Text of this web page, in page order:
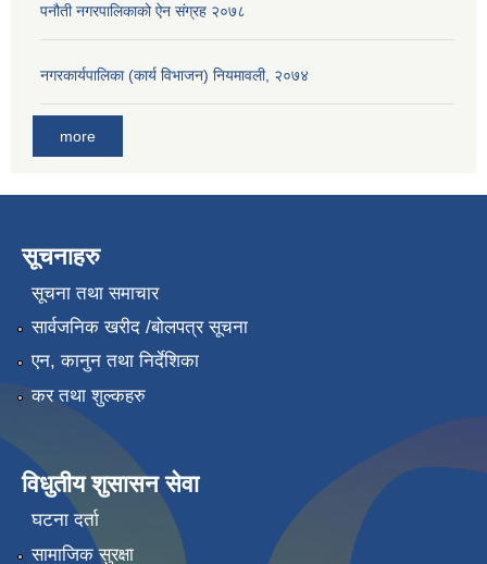
पनौती नगरपालिकाको ऐन संग्रह २०७८
नगरकार्यपालिका (कार्य विभाजन) नियमावली, २०७४
more
सूचनाहरु
सूचना तथा समाचार
सार्वजनिक खरीद /बोलपत्र सूचना
एन, कानुन तथा निर्देशिका
कर तथा शुल्कहरु
विधुतीय शुसासन सेवा
घटना दर्ता
सामाजिक सुरक्षा